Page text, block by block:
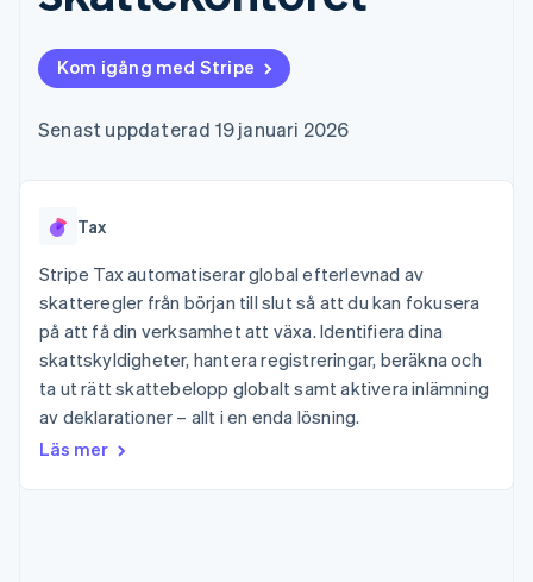
Accelererad kassaprocess
Financial Connections
Länkade finanskontodata
Recognition
Data Pipeline
Product roadmap
Se vad som kommer härnäst
Radar
Bedrägeribekämpning
Atlas
Bolagsbildning för startups
Climate
Plattformar
Efter bransch
AI-företag
och fritid
Försäkringsbolag
Media och
underhållning
Ideella organisationer
Professionella tjänster
Offentlig sektor
Detaljhandel
Erbjud
fakturering
Utfärda stablecoin-
Tillhandahåll och
hantera tjänster med
Resurser
Appintegrationer
Kodexempel
Utvecklarblogg
API-status
Företag
Produktplan
Sessions årliga
Karriärer
Nyhetsrum
Kontakta säljteamet
Bli partner
Kom igång med Stripe
Senast uppdaterad 19 januari 2026
Tax
Stripe Tax automatiserar global efterlevnad av
skatteregler från början till slut så att du kan fokusera
på att få din verksamhet att växa. Identifiera dina
skattskyldigheter, hantera registreringar, beräkna och
ta ut rätt skattebelopp globalt samt aktivera inlämning
av deklarationer – allt i en enda lösning.
Läs mer